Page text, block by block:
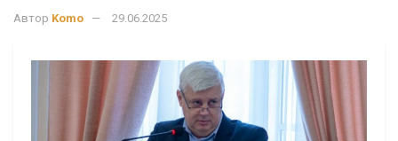
Автор Komo 29.06.2025